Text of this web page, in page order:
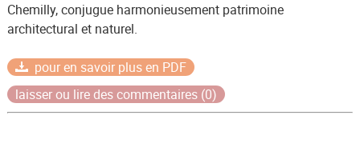
Chemilly, conjugue harmonieusement patrimoine
architectural et naturel.
pour en savoir plus en PDF
laisser ou lire des commentaires (0)